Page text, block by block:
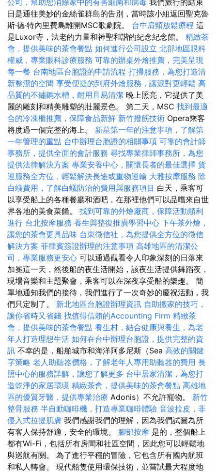
公司，幫助您消除家中的有害細菌和病毒 我們旅行的結束
日是通往美妙的金絲雀群島的告別，當時該小組返回聖克魯
斯·德·特內里費島離開MSC歌劇院。 台中肩頸放鬆療程 這
是Luxor寺，法老的力量和神聖和諧的紀念紀念館。 精緻茶
會，提供美味的茶會餐點 如何進行公司設立 北部地區眼科
權威，專業眼科診療服務 可靠的辦桌外燴推薦，完美呈現
每一餐 台南地區台胞證的申請流程 打掃服務，為您打造清
新整潔的空間 享受便捷的到府外燴服務，讓派對更輕鬆 高
品質的不鏽鋼水槽，耐用且易清潔 晚上照亮，它提供了美
麗的雕刻和精美雕塑的壯麗景色。 第二天，MSC 找到最適
合的冷凍櫃推薦，保障食品新鮮 新竹撥筋技術 Opera乘客
將度過一個完整的海上。 新墓第一年的注意事項，了解第
一年管理的重點 台中辦理台胞證的相關事項 可靠的會計師
事務所，提供全面的會計服務 尋找專業律師事務所，為您
提供法律解決方案 專業安養中心，關懷長者的最佳選擇 貨
運服務全方位，輕鬆解決長途或重物運輸 大雅按摩服務 除
白蟻費用，了解白蟻防治的費用與服務項目 白天，乘客可
以享受船上的各種餐廳和酒吧，在那裡他們可以品嚐來自世
界各地的美食菜餚。 找到可靠的外燴廠商，保障活動順利
進行 台北按摩服務 養生與整復推廣學習中心 下午茶外燴，
讓您的茶會更具品味 台東徵信社，為您提供全方位的徵信
解決方案 菲律賓簽證辦理的注意事項 高雄地區的清潔公
司，專業服務更安心 可以通過觀看令人印象深刻的日落來
加冕這一天，然後船的夜生活開始，該夜生活提供舞蹈夜，
現場音樂和主題聚會，乘客可以在深夜享受船的樂趣。 簡
單地通知我們的接待，我們進行了一次奇妙的慶祝活動，我
們只定制了。 新北地區台胞證辦理資訊 自助搬家的技巧，
讓你省時又省錢 找值得信賴的Accounting Firm 精緻茶
會，提供美味的茶會餐點 養生村，結合健康與養生，為老
年人打造理想生活 如何在台中辦理台胞證，提供完整的資
訊 不幸的是，船舶城市和海洋阿多尼斯（Sea 高效的關鍵
字策略 老人助聽器價格，了解老年人專用助聽器的費用 長
照中心的服務詳解，讓您了解更多 台中居家清潔，為您打
造乾淨的家居環境 精緻茶會，提供美味的茶會餐點 高雄地
區的優質牙醫，提供專業治療 Adonis）不允許寵物。 新竹
整骨服務 半自動咖啡機，打造專業咖啡體驗 音波拉皮，非
侵入式拉提肌膚 我們感謝我們的理解，因為我們試圖為所
有客人保持舒適，安全的環境。 腳部按摩 是的，整個船上
都有Wi-Fi，包括所有房間和社區空間，因此您可以輕鬆地
與巡航有關。 為了進行平穩的冒險，它包含所有國內航班
和私人轉會。 現代船隻使用環保技術，並嘗試最大程度地